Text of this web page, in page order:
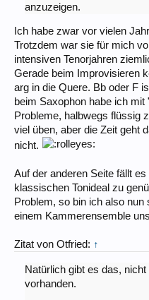
anzuzeigen.
Ich habe zwar vor vielen
Trotzdem war sie für mich
intensiven Tenorjahren
Gerade beim Improvisieren
arg in die Quere. Bb oder F
beim Saxophon habe ich
Probleme, halbwegs flüssig
viel üben, aber die Zeit geht
nicht.
Auf der anderen Seite fällt
klassischen Tonideal zu
Problem, so bin ich also
einem Kammerensemble
Zitat von Otfried: ↑
Natürlich gibt es das,
vorhanden.